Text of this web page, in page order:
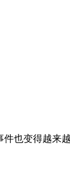
也变得越来